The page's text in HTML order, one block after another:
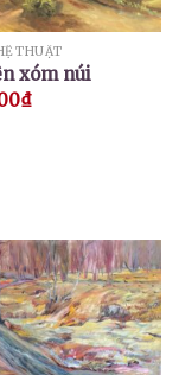
THUẬT
xóm núi
₫